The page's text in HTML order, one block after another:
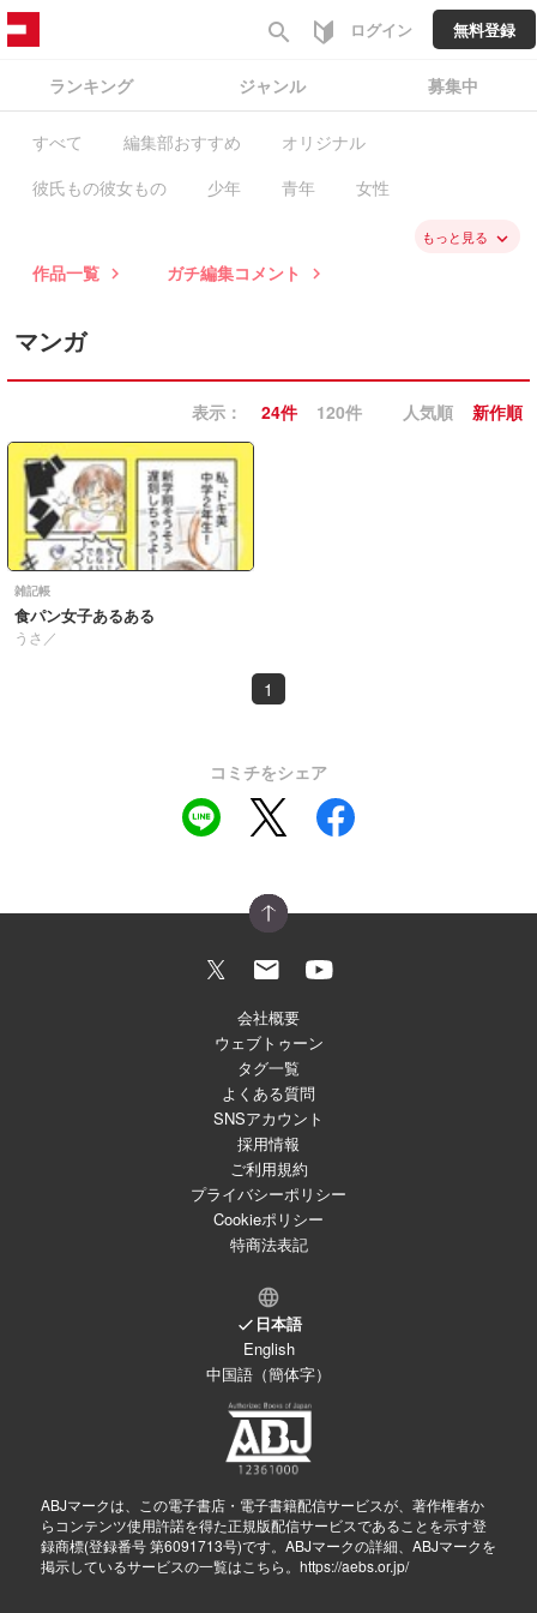
search ログイン 無料登録
ランキング ジャンル 募集中
すべて 編集部おすすめ
オリジナル
彼氏もの彼女もの
少年 青年
女性
スポーツ
歴史
学園 職業・ビジネス
異世界 BL
GL・百合
コラム
ガチ編集求む
新入荷
もっと見る keyboard_arrow_down
作品一覧 keyboard_arrow_right ガチ編集コメント keyboard_arrow_right
マンガ
表示： 24件 120件 人気順 新作順
雑記帳
食パン女子あるある
うさ／
1
コミチをシェア
会社概要
ウェブトゥーン
タグ一覧
よくある質問
SNSアカウント
採用情報
ご利用規約
プライバシーポリシー
Cookieポリシー
特商法表記
日本語
English
中国語（簡体字）
ABJマークは、この電子書店・電子書籍配信サービスが、著作権者か
らコンテンツ使用許諾を得た正規版配信サービスであることを示す登
録商標(登録番号 第6091713号)です。ABJマークの詳細、ABJマークを
掲示しているサービスの一覧はこちら。 https://aebs.or.jp/